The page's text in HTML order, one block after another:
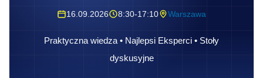
16.09.2026 8:30-17:10 Warszawa
Praktyczna wiedza • Najlepsi Eksperci • Stoły
dyskusyjne